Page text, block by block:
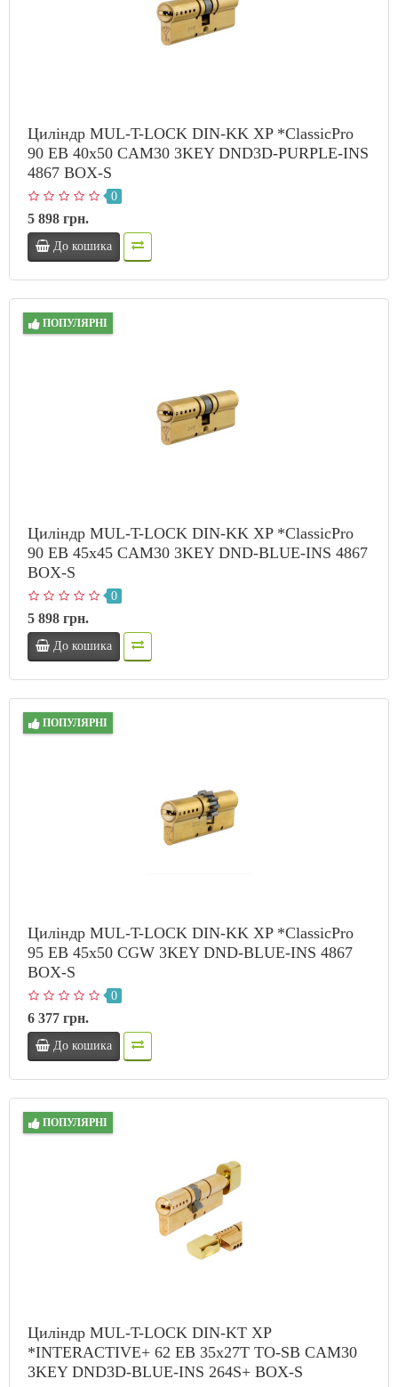
Циліндр MUL-T-LOCK DIN-KK XP *ClassicPro
90 EB 40x50 CAM30 3KEY DND3D-PURPLE-INS
4867 BOX-S
0
5 898 грн.
До кошика
ПОПУЛЯРНІ
Циліндр MUL-T-LOCK DIN-KK XP *ClassicPro
90 EB 45x45 CAM30 3KEY DND-BLUE-INS 4867
BOX-S
0
5 898 грн.
До кошика
ПОПУЛЯРНІ
Циліндр MUL-T-LOCK DIN-KK XP *ClassicPro
95 EB 45x50 CGW 3KEY DND-BLUE-INS 4867
BOX-S
0
6 377 грн.
До кошика
ПОПУЛЯРНІ
Циліндр MUL-T-LOCK DIN-KT XP
*INTERACTIVE+ 62 EB 35x27T TO-SB CAM30
3KEY DND3D-BLUE-INS 264S+ BOX-S